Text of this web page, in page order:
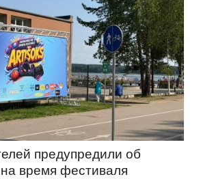
предупредили об
время фестиваля